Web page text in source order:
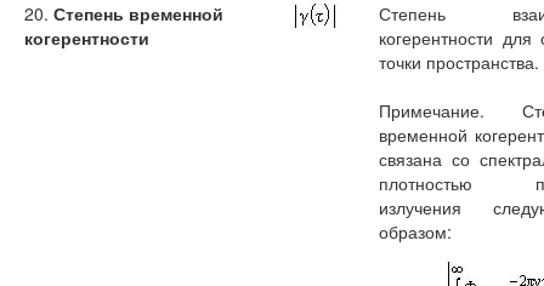
20. Степень временной
когерентности
Степень
когерентности для
точки пространства.
Примечание.
временной
связана со
плотностью
излучения
образом: